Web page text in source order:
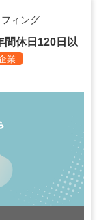
ィング
休日120日以
業